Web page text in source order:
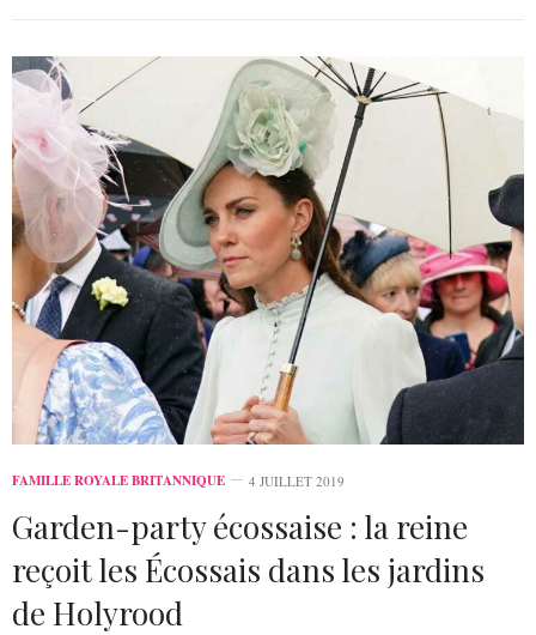
FAMILLE ROYALE BRITANNIQUE 4 JUILLET 2019
Garden-party écossaise : la reine
reçoit les Écossais dans les jardins
de Holyrood